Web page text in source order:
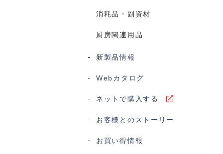
消耗品・副資材
厨房関連用品
新製品情報
Webカタログ
ネットで購入する
お客様とのストーリー
お買い得情報